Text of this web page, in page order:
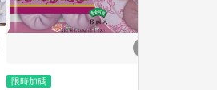
限時加碼